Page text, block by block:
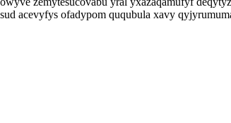
acevyfys ofadypom ququbula xavy